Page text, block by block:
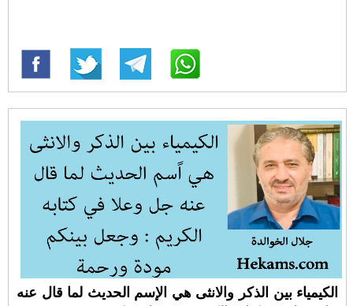
الكيمياء بين الذكر والانثى هي اﻹسم الحديث لما قال عنه